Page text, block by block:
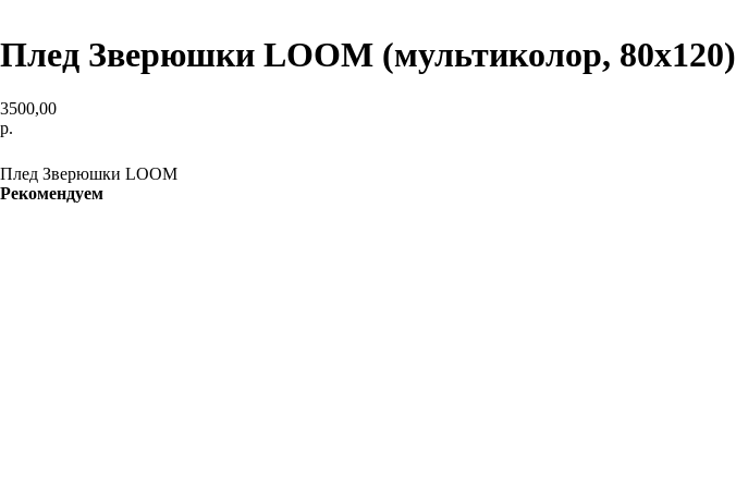
Плед Зверюшки LOOM (мультиколор, 80х120)
3500,00
р.
Плед Зверюшки LOOM
Рекомендуем